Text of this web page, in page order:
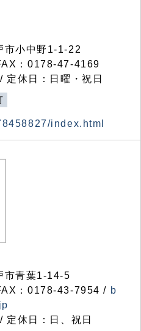
小中野1-1-22
：0178-47-4169
休日：日曜・祝日
index.html
青葉1-14-5
：0178-43-7954 / b
休日：日、祝日